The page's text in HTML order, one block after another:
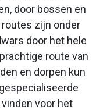
door bossen en
routes zijn onder
door het hele
route van
en dorpen kun
voor het